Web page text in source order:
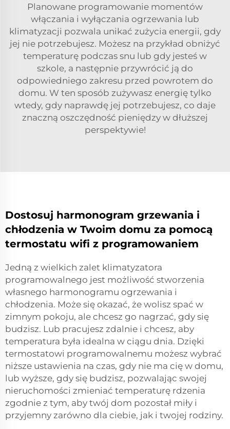
Planowane programowanie momentów
włączania i wyłączania ogrzewania lub
klimatyzacji pozwala unikać zużycia energii, gdy
jej nie potrzebujesz. Możesz na przykład obniżyć
temperaturę podczas snu lub gdy jesteś w
szkole, a następnie przywrócić ją do
odpowiedniego zakresu przed powrotem do
domu. W ten sposób zużywasz energię tylko
wtedy, gdy naprawdę jej potrzebujesz, co daje
znaczną oszczędność pieniędzy w dłuższej
perspektywie!
Dostosuj harmonogram grzewania i
chłodzenia w Twoim domu za pomocą
termostatu wifi z programowaniem
Jedną z wielkich zalet klimatyzatora
programowalnego jest możliwość stworzenia
własnego harmonogramu ogrzewania i
chłodzenia. Może się okazać, że wolisz spać w
zimnym pokoju, ale chcesz go nagrzać, gdy się
budzisz. Lub pracujesz zdalnie i chcesz, aby
temperatura była idealna w ciągu dnia. Dzięki
termostatowi programowalnemu możesz wybrać
niższe ustawienia na czas, gdy nie ma cię w domu,
lub wyższe, gdy się budzisz, pozwalając swojej
nieruchomości zmieniać temperaturę rdzenia
zgodnie z tym, aby twój dom pozostał miły i
przyjemny zarówno dla ciebie, jak i twojej rodziny.